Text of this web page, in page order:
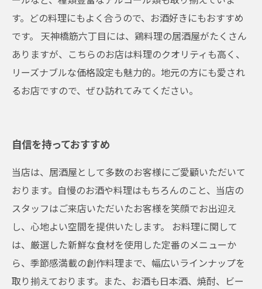
す。どの料理にもよく合うので、お酒好きにもおすすめ
です。 天神橋筋六丁目には、鶏料理の居酒屋がたくさん
ありますが、こちらのお店は料理のクオリティも高く、
リーズナブルな価格設定も魅力的。地元の方にも愛され
るお店ですので、ぜひ訪れてみてください。
自信を持っておすすめ
当店は、居酒屋として多数のお客様にご愛顧いただいて
おります。自慢のお酒や料理はもちろんのこと、当店の
スタッフはご来店いただいたお客様を笑顔でお出迎え
し、心地よい空間を提供いたします。 お料理に関して
は、厳選した新鮮な食材を使用した定番のメニューか
ら、季節感満載の創作料理まで、幅広いラインナップを
取り揃えております。また、お酒も日本酒、焼酎、ビー